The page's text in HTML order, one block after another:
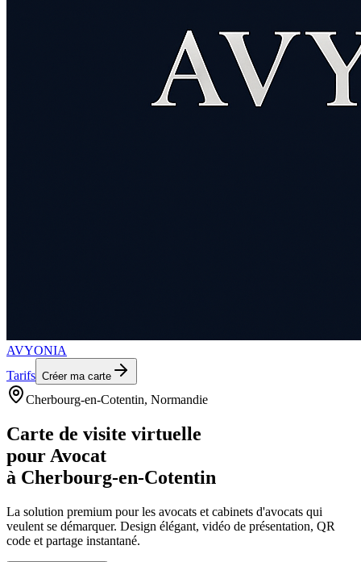
AVYONIA
Tarifs Créer ma carte
Cherbourg-en-Cotentin, Normandie
Carte de visite virtuelle
pour Avocat
à Cherbourg-en-Cotentin
La solution premium pour les avocats et cabinets d'avocats qui
veulent se démarquer. Design élégant, vidéo de présentation, QR
code et partage instantané.